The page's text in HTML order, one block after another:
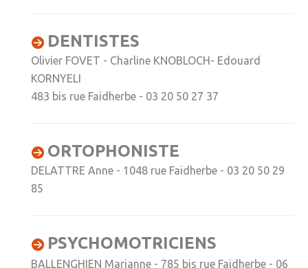
ASSOCIATIONS
» Culture et loisirs
» Cercle d’Echecs
» La clé des chants
» Mémoire
DENTISTES
Olivier FOVET - Charline KNOBLOCH- Edouard
KORNYELI
483 bis rue Faidherbe - 03 20 50 27 37
ORTOPHONISTE
DELATTRE Anne - 1048 rue Faidherbe - 03 20 50 29
85
PSYCHOMOTRICIENS
BALLENGHIEN Marianne - 785 bis rue Faidherbe - 06